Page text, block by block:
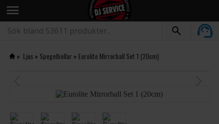
menu
» Ljus » Spegelbollar» Eurolite Mirrorball Set 1 (20cm)